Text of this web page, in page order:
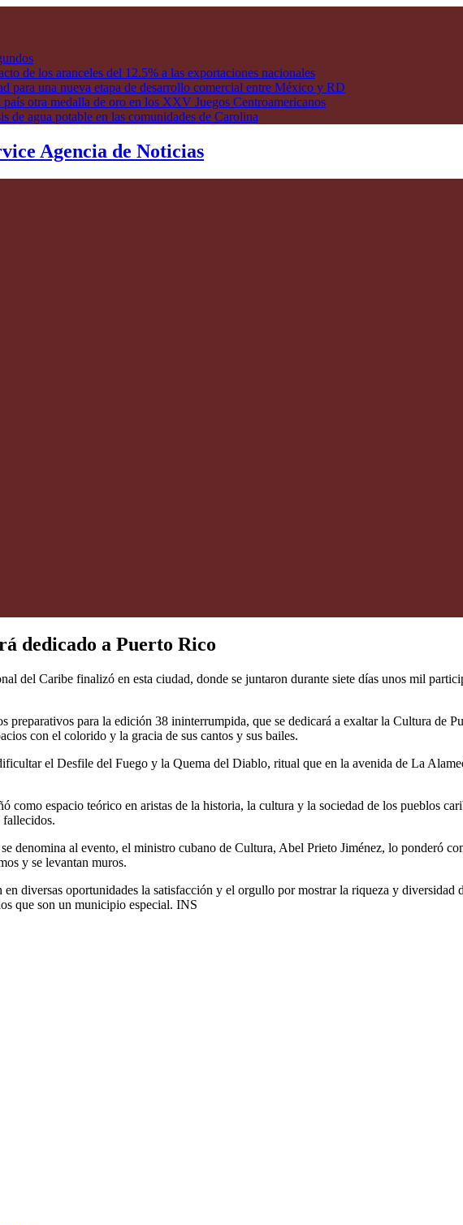
de los aranceles del 12.5% a las exportaciones nacionales
para una nueva etapa de desarrollo comercial entre México y RD
otra medalla de oro en los XXV Juegos Centroamericanos
de agua potable en las comunidades de Carolina
Agencia de Noticias
dedicado a Puerto Rico
Caribe finalizó en esta ciudad, donde se juntaron durante siete días unos mil
preparativos para la edición 38 ininterrumpida, que se dedicará a exaltar la Cultura de
con el colorido y la gracia de sus cantos y sus bailes.
el Desfile del Fuego y la Quema del Diablo, ritual que en la avenida de La
como espacio teórico en aristas de la historia, la cultura y la sociedad de los pueblos
fallecidos.
denomina al evento, el ministro cubano de Cultura, Abel Prieto Jiménez, lo ponderó
y se levantan muros.
diversas oportunidades la satisfacción y el orgullo por mostrar la riqueza y
que son un municipio especial. INS